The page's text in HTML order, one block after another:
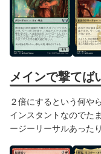
メインで撃てば
２倍にするという何や
インスタントなのでた
ージーリーサルあった